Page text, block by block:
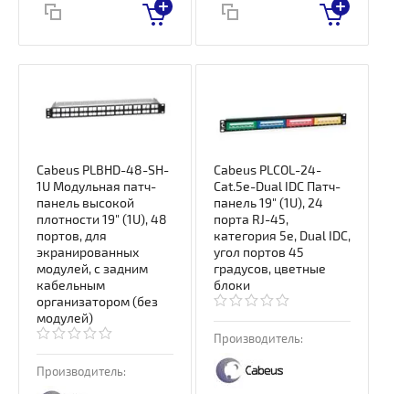
Cabeus PLBHD-48-SH-
1U Модульная патч-
панель высокой
плотности 19" (1U), 48
портов, для
экранированных
модулей, с задним
кабельным
организатором (без
модулей)
Производитель:
Cabeus PLCOL-24-
Cat.5e-Dual IDC Патч-
панель 19" (1U), 24
порта RJ-45,
категория 5e, Dual IDC,
угол портов 45
градусов, цветные
блоки
Производитель: